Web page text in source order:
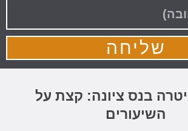
שליחה
בנס ציונה: קצת על
השיעורים